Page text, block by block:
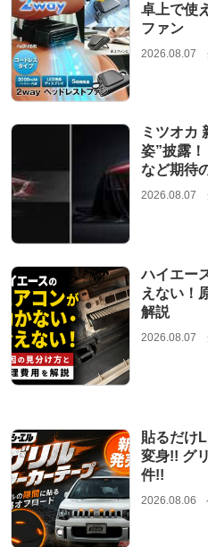
卓上で使
ファン
2026.08.07
ミツオカ
姿”披露！
など期待
2026.08.07
ハイエー
えない！
解説
2026.08.07
貼るだけ
変身!! グ
件!!
2026.08.06